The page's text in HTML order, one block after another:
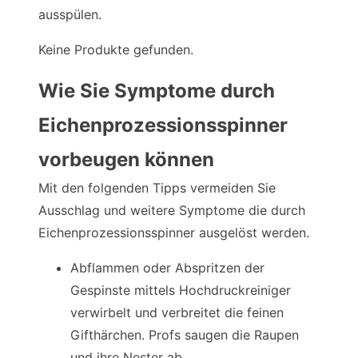
ausspülen.
Keine Produkte gefunden.
Wie Sie Symptome durch
Eichenprozessionsspinner
vorbeugen können
Mit den folgenden Tipps vermeiden Sie
Ausschlag und weitere Symptome die durch
Eichenprozessionsspinner ausgelöst werden.
Abflammen oder Abspritzen der
Gespinste mittels Hochdruckreiniger
verwirbelt und verbreitet die feinen
Gifthärchen. Profs saugen die Raupen